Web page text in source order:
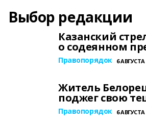
Выбор редакции
Казанский
о содеянном
Правопорядок 6 АВГУСТА
Житель
поджег свою
Правопорядок 6 АВГУСТА